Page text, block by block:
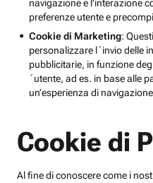
navigazione e l'interazione
preferenze utente e
Cookie di Marketing:
personalizzare l´invio delle
pubblicitarie, in funzione
´utente, ad es. in base alle
un’esperienza di
Cookie di
Al fine di conoscere come i